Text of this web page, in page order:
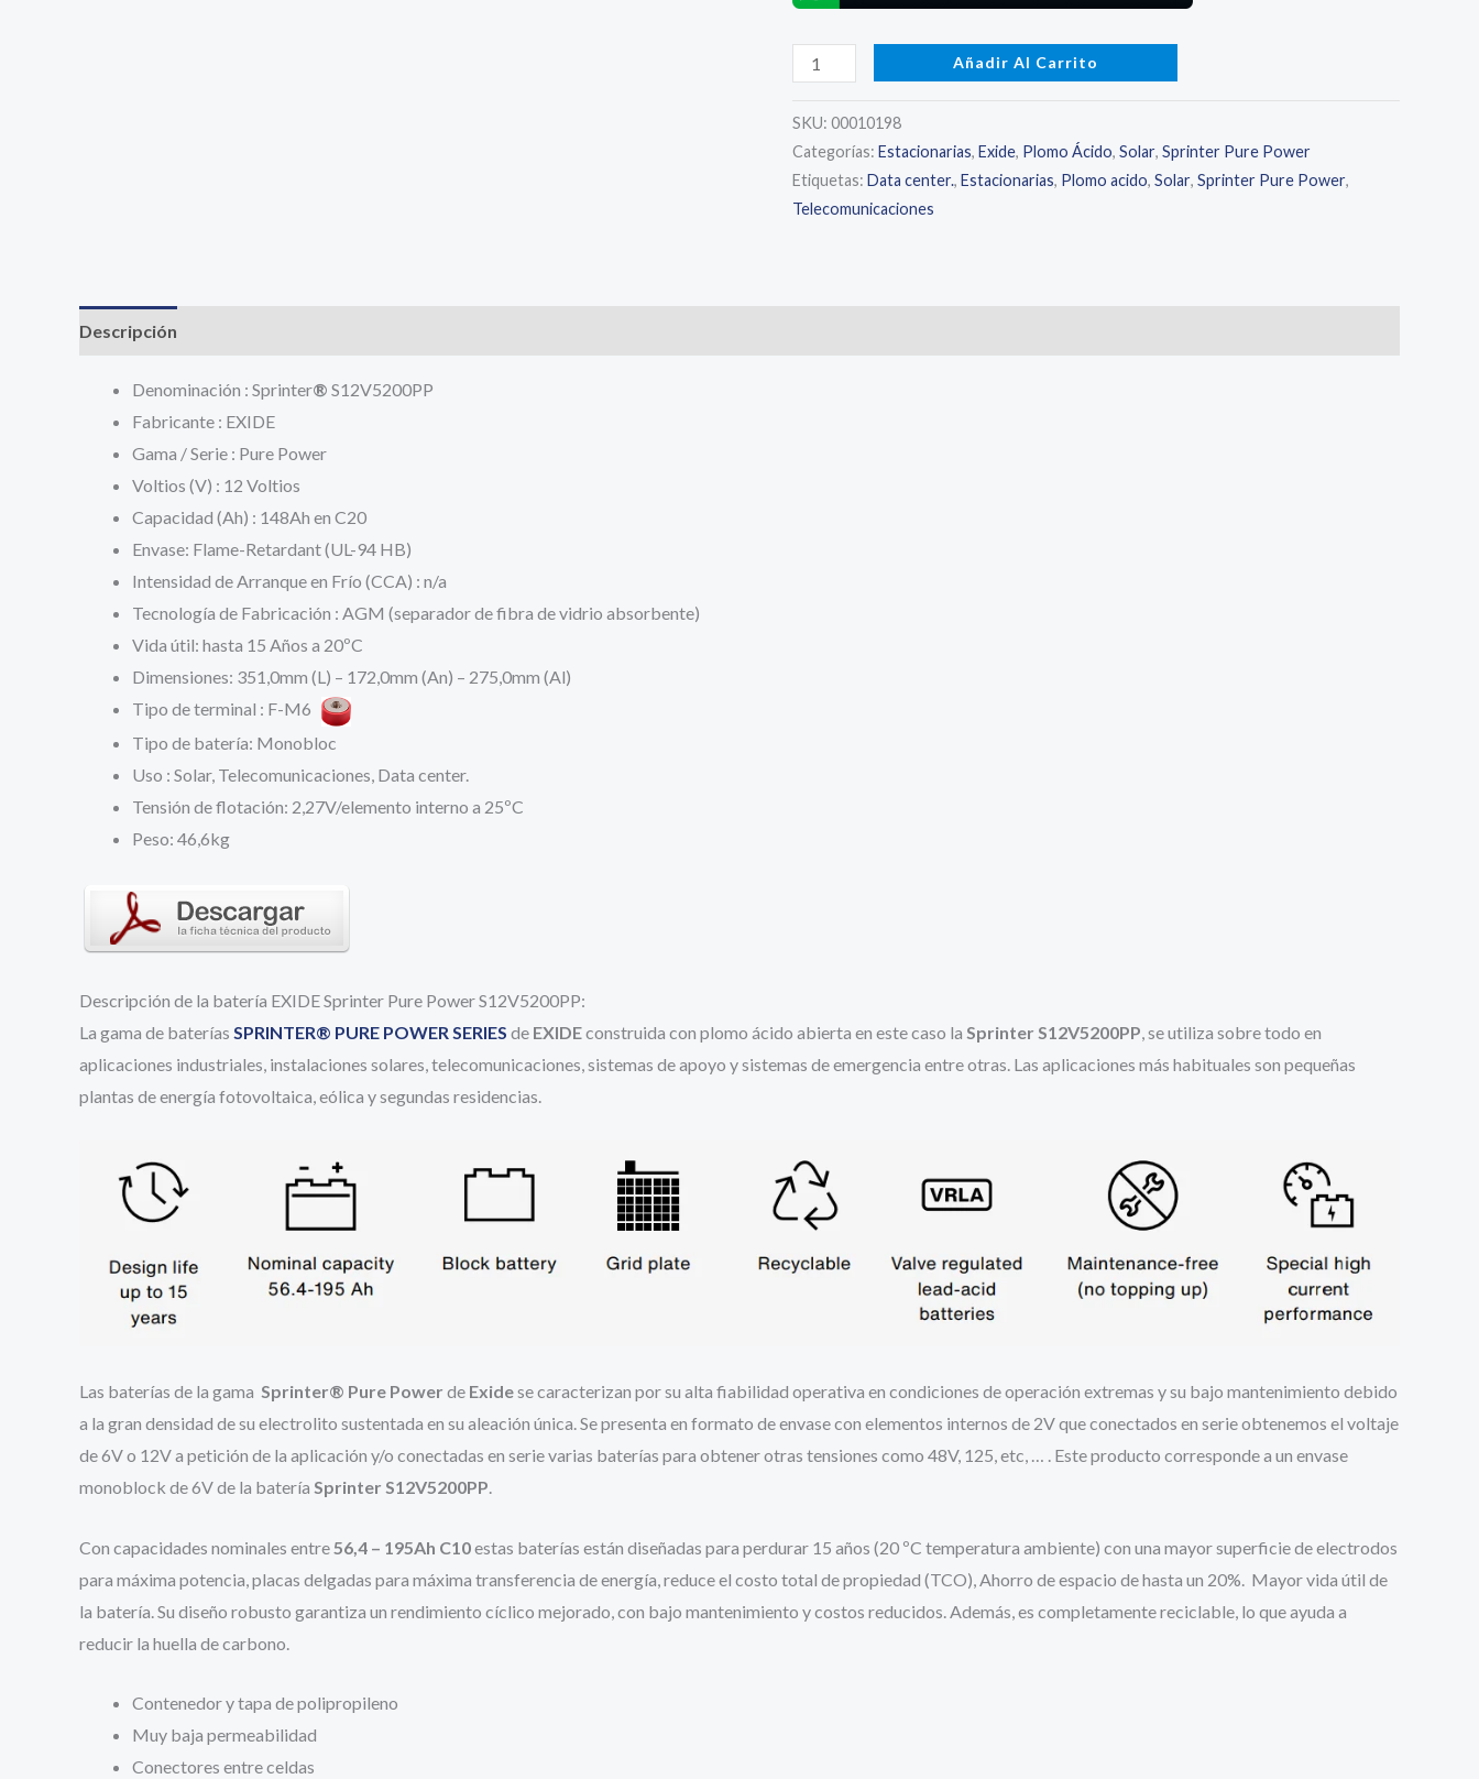
S12V5200PP
Exide
Sprinter®
Pure
Power
Añadir Al Carrito
SKU: 00010198
Categorías: Estacionarias, Exide, Plomo Ácido, Solar, Sprinter Pure Power
Etiquetas: Data center., Estacionarias, Plomo acido, Solar, Sprinter Pure Power,
Telecomunicaciones
Descripción
Denominación : Sprinter® S12V5200PP
Fabricante : EXIDE
Gama / Serie : Pure Power
Voltios (V) : 12 Voltios
Capacidad (Ah) : 148Ah en C20
Envase: Flame-Retardant (UL-94 HB)
Intensidad de Arranque en Frío (CCA) : n/a
Tecnología de Fabricación : AGM (separador de fibra de vidrio absorbente)
Vida útil: hasta 15 Años a 20ºC
Dimensiones: 351,0mm (L) – 172,0mm (An) – 275,0mm (Al)
Tipo de terminal : F-M6
Tipo de batería: Monobloc
Uso : Solar, Telecomunicaciones, Data center.
Tensión de flotación: 2,27V/elemento interno a 25ºC
Peso: 46,6kg
Descripción de la batería EXIDE Sprinter Pure Power S12V5200PP:
La gama de baterías SPRINTER® PURE POWER SERIES de EXIDEconstruida con plomo ácido abierta en este caso la Sprinter S12V5200PP, se utiliza sobre todo en
aplicaciones industriales, instalaciones solares, telecomunicaciones, sistemas de apoyo y sistemas de emergencia entre otras. Las aplicaciones más habituales son pequeñas
plantas de energía fotovoltaica, eólica y segundas residencias.
Las baterías de la gama Sprinter® Pure Power de Exidese caracterizan por su alta fiabilidad operativa en condiciones de operación extremas y su bajo mantenimiento debido
a la gran densidad de su electrolito sustentada en su aleación única. Se presenta en formato de envase con elementos internos de 2V que conectados en serie obtenemos el voltaje
de 6V o 12V a petición de la aplicación y/o conectadas en serie varias baterías para obtener otras tensiones como 48V, 125, etc, … . Este producto corresponde a un envase
monoblock de 6V de la batería Sprinter S12V5200PP.
Con capacidades nominales entre 56,4 – 195Ah C10estas baterías están diseñadas para perdurar 15 años (20 ºC temperatura ambiente) con una mayor superficie de electrodos
para máxima potencia, placas delgadas para máxima transferencia de energía, reduce el costo total de propiedad (TCO), Ahorro de espacio de hasta un 20%. Mayor vida útil de
la batería. Su diseño robusto garantiza un rendimiento cíclico mejorado, con bajo mantenimiento y costos reducidos. Además, es completamente reciclable, lo que ayuda a
reducir la huella de carbono.
Contenedor y tapa de polipropileno
Muy baja permeabilidad
Conectores entre celdas